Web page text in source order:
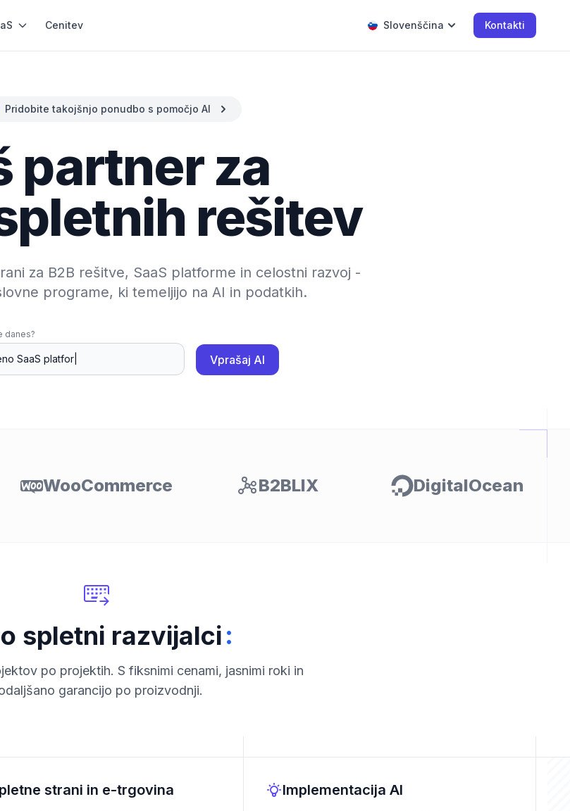
Cenitev Slovenščina Kontakti
Pridobite takojšnjo ponudbo s pomočjo AI
partner za
rešitev
za B2B rešitve, SaaS platforme in celostni razvoj -
programe, ki temeljijo na AI in podatkih.
danes?
Vprašaj AI
WooCommerce B2BLIX DigitalOcean
spletni razvijalci:
po projektih. S fiksnimi cenami, jasnimi roki in
garancijo po proizvodnji.
strani in e-trgovina Implementacija AI